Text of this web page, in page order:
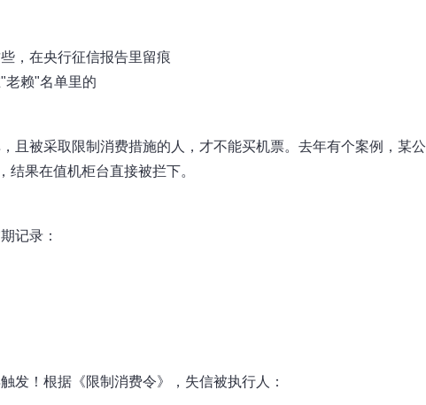
，在央行征信报告里留痕
老赖"名单里的
且被采取限制消费措施的人，才不能买机票。去年有个案例，某公
果在值机柜台直接被拦下。
记录：
发！根据《限制消费令》，失信被执行人：